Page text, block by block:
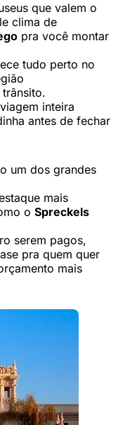
que valem o
clima de
pra você montar
tudo perto no
inteira
antes de fechar
um dos grandes
mais
o Spreckels
serem pagos,
pra quem quer
mais